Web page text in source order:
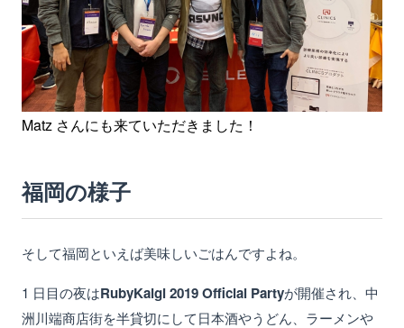
Matz さんにも来ていただきました！
福岡の様子
そして福岡といえば美味しいごはんですよね。
1 日目の夜はRubyKaigi 2019 Official Partyが開催され、中
洲川端商店街を半貸切にして日本酒やうどん、ラーメンや